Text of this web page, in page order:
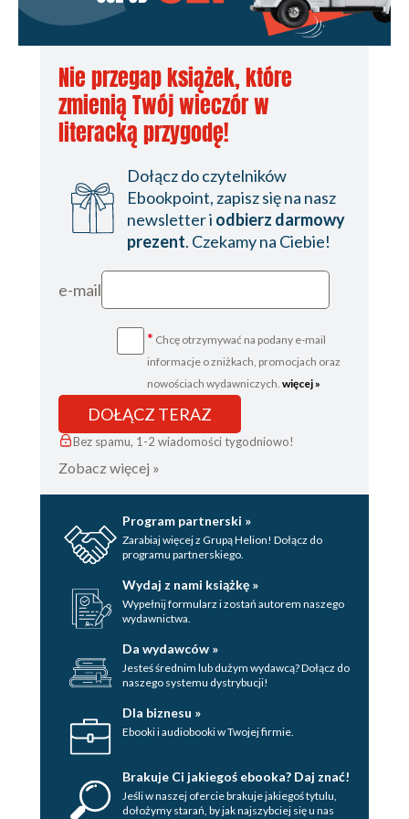
DYSTANS DO SIEBIE - jak nie przejmować się
wpadkami
DYKCJA - jak Cię słyszą, tak Cię piszą
DATA STORYTELLING - jak mówić o liczbach i
danych w interesujący sposób
EMOCJE - jak trafiać do sec publiczności
ELASTYCZNOŚĆ - supermoc mówcy
FORMUŁA 5K - "must have" na początek
przygotowań
GŁOS - jak go ćwiczyć, żeby zaczarować odbiorców
śmiesznym
I CO Z TEGO? - pytanie, które zadają sobie
wszyscy odbiorcy
JĘZYKOWA MOC SPRAWCZA - jak (dzięki
słowom) zwiększyć skuteczność wystąpienia
KONTAKT WZROKOWY - jak sprawić, że odbiorcy
poczują się ważni
Nie przegap książek, które
zmienią Twój wieczór w
literacką przygodę!
Dołącz do czytelników
Ebookpoint, zapisz się na nasz
newsletter i odbierz darmowy
prezent. Czekamy na Ciebie!
e-mail
* Chcę otrzymywać na podany e-mail
informacje o zniżkach, promocjach oraz
nowościach wydawniczych. więcej »
DOŁĄCZ TERAZ
Bez spamu, 1-2 wiadomości tygodniowo!
Zobacz więcej »
Program partnerski »
Zarabiaj więcej z Grupą Helion! Dołącz do
programu partnerskiego.
Wydaj z nami książkę »
Wypełnij formularz i zostań autorem naszego
wydawnictwa.
Da wydawców »
Jesteś średnim lub dużym wydawcą? Dołącz do
naszego systemu dystrybucji!
Dla biznesu »
Ebooki i audiobooki w Twojej firmie.
Brakuje Ci jakiegoś ebooka? Daj znać!
Jeśli w naszej ofercie brakuje jakiegoś tytulu,
dołożymy starań, by jak najszybciej się u nas